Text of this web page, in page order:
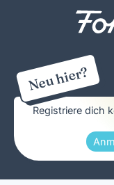
Neu hier?
Registriere dich
©2012-26 FOKUS
Forenregeln &